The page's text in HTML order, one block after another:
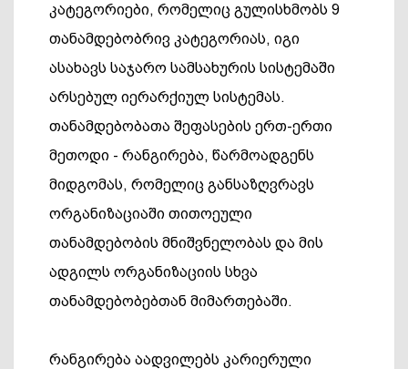
კატეგორიები, რომელიც გულისხმობს 9
თანამდებობრივ კატეგორიას, იგი
ასახავს საჯარო სამსახურის სისტემაში
არსებულ იერარქიულ სისტემას.
თანამდებობათა შეფასების ერთ-ერთი
მეთოდი - რანგირება, წარმოადგენს
მიდგომას, რომელიც განსაზღვრავს
ორგანიზაციაში თითოეული
თანამდებობის მნიშვნელობას და მის
ადგილს ორგანიზაციის სხვა
თანამდებობებთან მიმართებაში.
რანგირება აადვილებს კარიერული